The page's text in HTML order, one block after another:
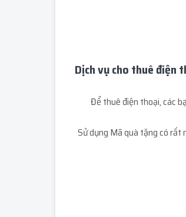
Dịch vụ cho thuê điện
Để thuê điện thoại, các
Sử dụng Mã quà tặng có rất